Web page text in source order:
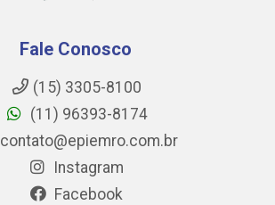
Fale Conosco
(15) 3305-8100
(11) 96393-8174
contato@epiemro.com.br
Instagram
Facebook